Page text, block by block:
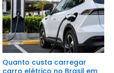
Quanto custa carregar